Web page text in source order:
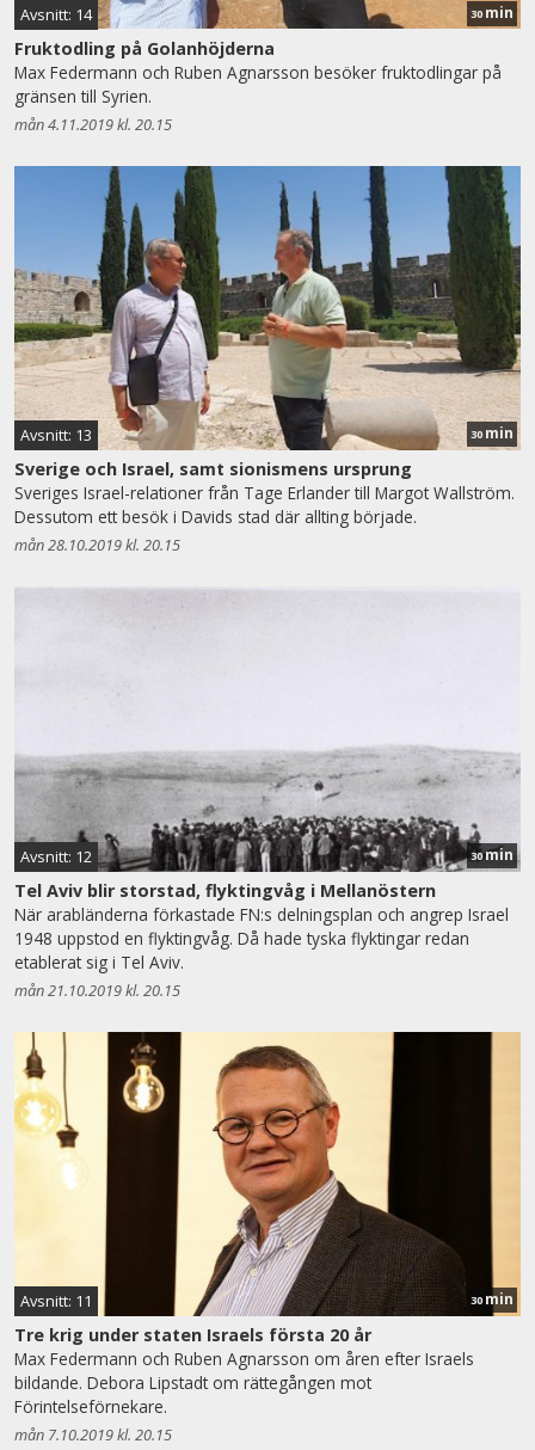
Avsnitt: 14 30 min
Fruktodling på Golanhöjderna
Max Federmann och Ruben Agnarsson besöker fruktodlingar på
gränsen till Syrien.
mån 4.11.2019 kl. 20.15
Avsnitt: 13 30 min
Sverige och Israel, samt sionismens ursprung
Sveriges Israel-relationer från Tage Erlander till Margot Wallström.
Dessutom ett besök i Davids stad där allting började.
mån 28.10.2019 kl. 20.15
Avsnitt: 12 30min
Tel Aviv blir storstad, flyktingvåg i Mellanöstern
När arabländerna förkastade FN:s delningsplan och angrep Israel
1948 uppstod en flyktingvåg. Då hade tyska flyktingar redan
etablerat sig i Tel Aviv.
mån 21.10.2019 kl. 20.15
Avsnitt: 11 30 min
Tre krig under staten Israels första 20 år
Max Federmann och Ruben Agnarsson om åren efter Israels
bildande. Debora Lipstadt om rättegången mot
Förintelseförnekare.
mån 7.10.2019 kl. 20.15